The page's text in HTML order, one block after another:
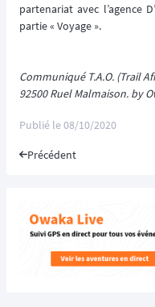
partenariat avec l’agence
partie « Voyage ».
Communiqué T.A.O. (Trail
92500 Ruel Malmaison. by
Publié le08/10/2020
Précédent